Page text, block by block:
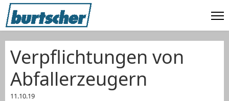
Verpflichtungen von
Abfallerzeugern
11.10.19